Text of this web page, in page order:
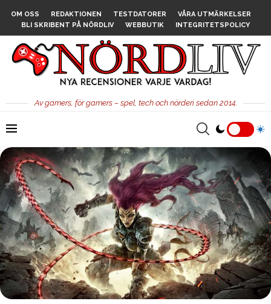
OM OSS REDAKTIONEN TESTDATORER
VÅRA UTMÄRKELSER
BLI SKRIBENT PÅ NÖRDLIV
WEBBUTIK INTEGRITETSPOLICY
Av gamers, för gamers – spel, tech och nörderi sedan 2014.